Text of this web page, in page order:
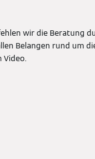
wir die Beratung
Belangen rund um
Video.